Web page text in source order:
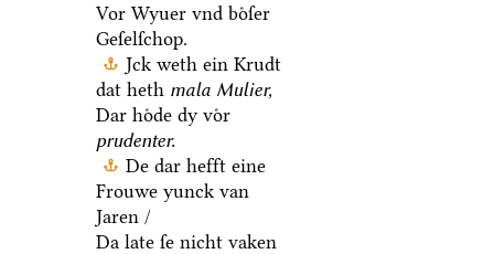
Vor Wyuer vnd boͤſer
Geſelſchop.
Jck weth ein Krudt
dat heth mala Mulier,
Dar hoͤde dy voͤr
prudenter.
De dar hefft eine
Frouwe yunck van
Jaren /
Da late ſe nicht vaken